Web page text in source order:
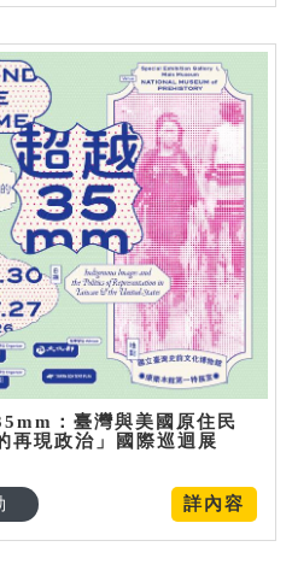
：臺灣與美國原住民
再現政治」國際巡迴展
詳內容